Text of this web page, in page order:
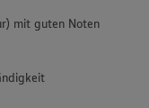
mit guten Noten